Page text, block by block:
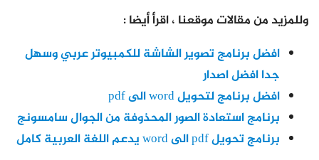
وللمزيد من مقالات موقعنا ، اقرأ أيضا :
افضل برنامج تصوير الشاشة للكمبيوتر عربي وسهل
جدا افضل اصدار
افضل برنامج لتحويل word الى pdf
برنامج استعادة الصور المحذوفة من الجوال سامسونج
برنامج تحويل pdf الى word يدعم اللغة العربية كامل